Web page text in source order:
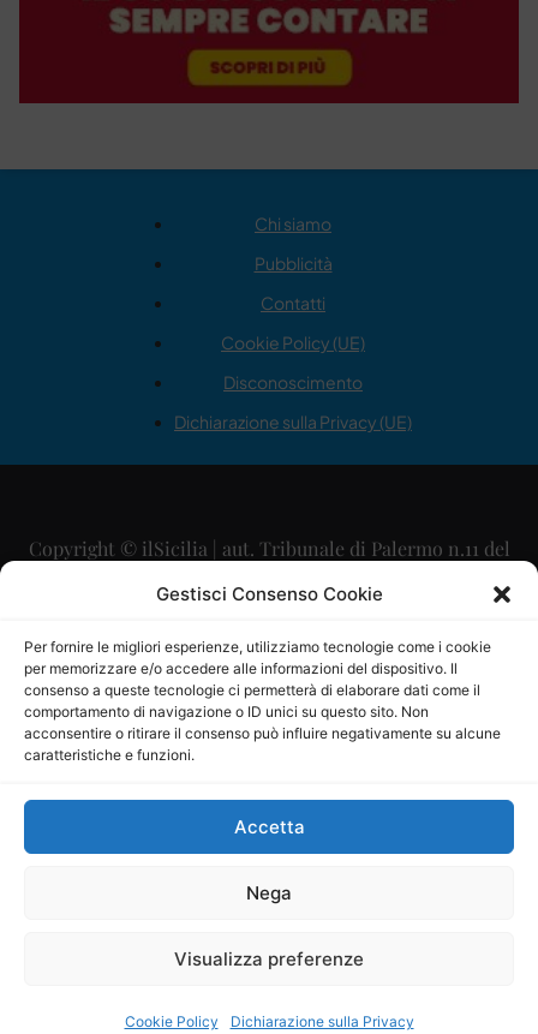
Gestisci Consenso Cookie
Per fornire le migliori esperienze, utilizziamo tecnologie come i cookie
per memorizzare e/o accedere alle informazioni del dispositivo. Il
consenso a queste tecnologie ci permetterà di elaborare dati come il
comportamento di navigazione o ID unici su questo sito. Non
acconsentire o ritirare il consenso può influire negativamente su alcune
caratteristiche e funzioni.
Accetta
Nega
Visualizza preferenze
Cookie Policy Dichiarazione sulla Privacy
Chi siamo
Pubblicità
Contatti
Cookie Policy (UE)
Disconoscimento
Dichiarazione sulla Privacy (UE)
Copyright © ilSicilia | aut. Tribunale di Palermo n.11 del
29/09/2015
Direttore Editoriale: Maurizio Scaglione
Direttore Responsabile: Maria Calabrese
P.IVA: 06334930820
Mercurio Comunicazione Società Cooperativa a r.l. è
iscritta al Registro degli Operatori di Comunicazione al
Sito gestito daLa Digitale srl–info@ladigitale.it